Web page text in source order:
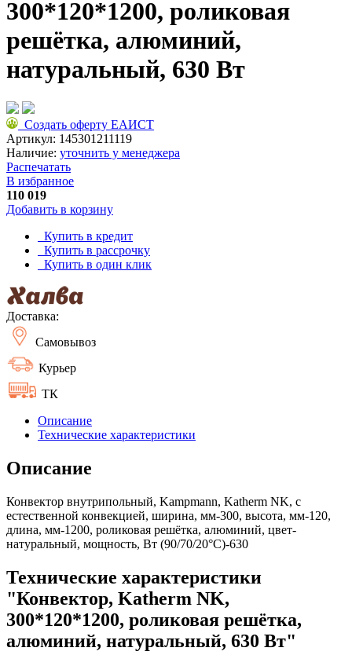
300*120*1200, роликовая
решётка, алюминий,
натуральный, 630 Вт
Создать оферту ЕАИСТ
Артикул: 145301211119
Наличие: уточнить у менеджера
Распечатать
В избранное
110 019
Добавить в корзину
Купить в кредит
Купить в рассрочку
Купить в один клик
Доставка:
Самовывоз
Курьер
ТК
Описание
Технические характеристики
Описание
Конвектор внутрипольный, Kampmann, Katherm NK, с
естественной конвекцией, ширина, мм-300, высота, мм-120,
длина, мм-1200, роликовая решётка, алюминий, цвет-
натуральный, мощность, Вт (90/70/20°C)-630
Технические характеристики
"Конвектор, Katherm NK,
300*120*1200, роликовая решётка,
алюминий, натуральный, 630 Вт"